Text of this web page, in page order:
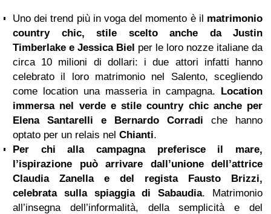
Uno dei trend più in voga del momento è il matrimonio
country chic, stile scelto anche da Justin
Timberlake e Jessica Biel per le loro nozze italiane da
circa 10 milioni di dollari: i due attori infatti hanno
celebrato il loro matrimonio nel Salento, scegliendo
come location una masseria in campagna. Location
immersa nel verde e stile country chic anche per
Elena Santarelli e Bernardo Corradi
che hanno
optato per un relais nel Chianti.
Per chi alla campagna preferisce il mare,
l’ispirazione può arrivare dall’unione dell’attrice
Claudia Zanellae del regista Fausto Brizzi,
celebrata sulla spiaggia di Sabaudia. Matrimonio
all’insegna dell’informalità, della semplicità e del